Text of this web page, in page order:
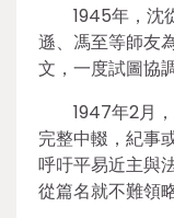
1945年，沈
遜、馮至等師友
文，一度試圖協
1947年2月
完整中輟，紀事
呼吁平易近主與
從篇名就不難領